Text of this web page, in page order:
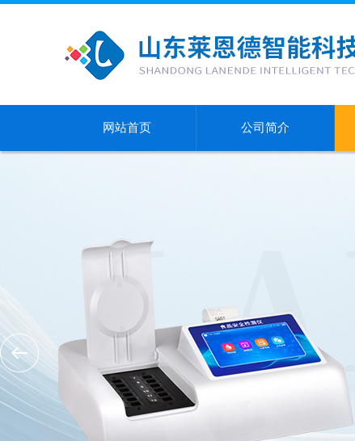
网站首页 公司简介